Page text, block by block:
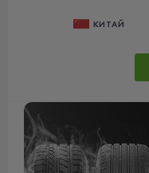
КИТАЙ